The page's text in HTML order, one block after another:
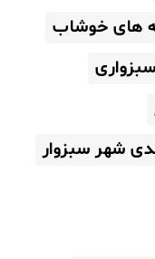
های خوشاب
شهر سبزوار